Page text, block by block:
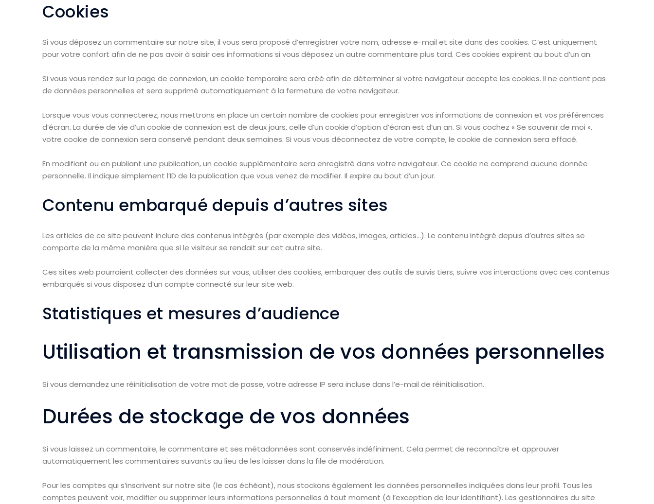
Cookies
Si vous déposez un commentaire sur notre site, il vous sera proposé d’enregistrer votre nom, adresse e-mail et site dans des cookies. C’est uniquement
pour votre confort afin de ne pas avoir à saisir ces informations si vous déposez un autre commentaire plus tard. Ces cookies expirent au bout d’un an.
Si vous vous rendez sur la page de connexion, un cookie temporaire sera créé afin de déterminer si votre navigateur accepte les cookies. Il ne contient pas
de données personnelles et sera supprimé automatiquement à la fermeture de votre navigateur.
Lorsque vous vous connecterez, nous mettrons en place un certain nombre de cookies pour enregistrer vos informations de connexion et vos préférences
d’écran. La durée de vie d’un cookie de connexion est de deux jours, celle d’un cookie d’option d’écran est d’un an. Si vous cochez « Se souvenir de moi »,
votre cookie de connexion sera conservé pendant deux semaines. Si vous vous déconnectez de votre compte, le cookie de connexion sera effacé.
En modifiant ou en publiant une publication, un cookie supplémentaire sera enregistré dans votre navigateur. Ce cookie ne comprend aucune donnée
personnelle. Il indique simplement l’ID de la publication que vous venez de modifier. Il expire au bout d’un jour.
Contenu embarqué depuis d’autres sites
Les articles de ce site peuvent inclure des contenus intégrés (par exemple des vidéos, images, articles…). Le contenu intégré depuis d’autres sites se
comporte de la même manière que si le visiteur se rendait sur cet autre site.
Ces sites web pourraient collecter des données sur vous, utiliser des cookies, embarquer des outils de suivis tiers, suivre vos interactions avec ces contenus
embarqués si vous disposez d’un compte connecté sur leur site web.
Statistiques et mesures d’audience
Utilisation et transmission de vos données personnelles
Si vous demandez une réinitialisation de votre mot de passe, votre adresse IP sera incluse dans l’e-mail de réinitialisation.
Durées de stockage de vos données
Si vous laissez un commentaire, le commentaire et ses métadonnées sont conservés indéfiniment. Cela permet de reconnaître et approuver
automatiquement les commentaires suivants au lieu de les laisser dans la file de modération.
Pour les comptes qui s’inscrivent sur notre site (le cas échéant), nous stockons également les données personnelles indiquées dans leur profil. Tous les
comptes peuvent voir, modifier ou supprimer leurs informations personnelles à tout moment (à l’exception de leur identifiant). Les gestionnaires du site